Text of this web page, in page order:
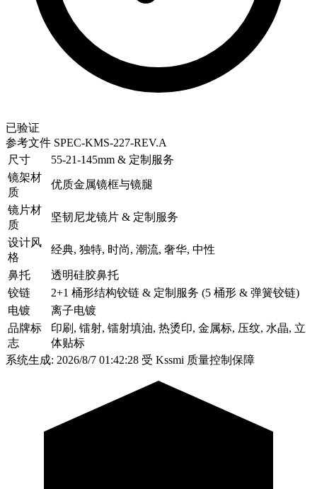
已验证
参考文件 SPEC-KMS-227-REV.A
尺寸
55-21-145mm & 定制服务
镜架材
质
优质金属镜框与镜腿
镜片材
质
坚韧尼龙镜片 & 定制服务
设计风
格
经典, 独特, 时尚, 潮流, 奢华, 中性
鼻托
透明硅胶鼻托
铰链
2+1 桶形结构铰链 & 定制服务 (5 桶形 & 弹簧铰链)
电镀
离子电镀
品牌标
志
印刷, 镭射, 镭射填油, 热烫印, 金属标, 压纹, 水晶, 立
体贴标
系统生成: 2026/8/7 01:42:28 受 Kssmi 质量控制保障